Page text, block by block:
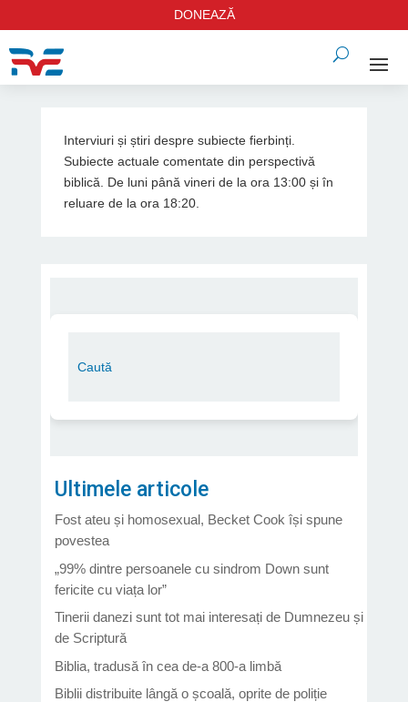
DONEAZĂ
Interviuri și știri despre subiecte fierbinți.
Subiecte actuale comentate din perspectivă
biblică. De luni până vineri de la ora 13:00 și în
reluare de la ora 18:20.
Ultimele articole
Fost ateu și homosexual, Becket Cook își spune
povestea
„99% dintre persoanele cu sindrom Down sunt
fericite cu viața lor”
Tinerii danezi sunt tot mai interesați de Dumnezeu și
de Scriptură
Biblia, tradusă în cea de-a 800-a limbă
Biblii distribuite lângă o școală, oprite de poliție